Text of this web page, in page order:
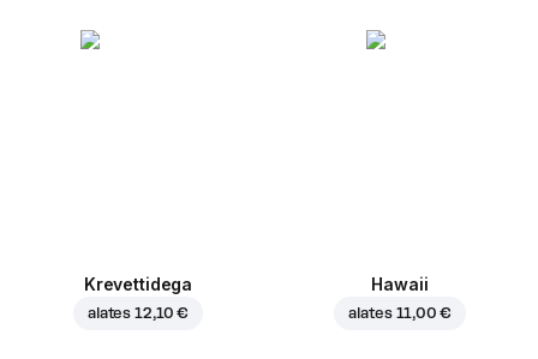
Krevettidega
alates 12,10 €
Hawaii
alates 11,00 €